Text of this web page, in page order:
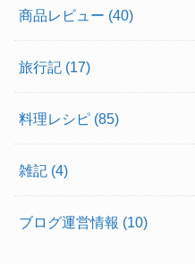
商品レビュー (40)
旅行記 (17)
料理レシピ (85)
雑記 (4)
ブログ運営情報 (10)